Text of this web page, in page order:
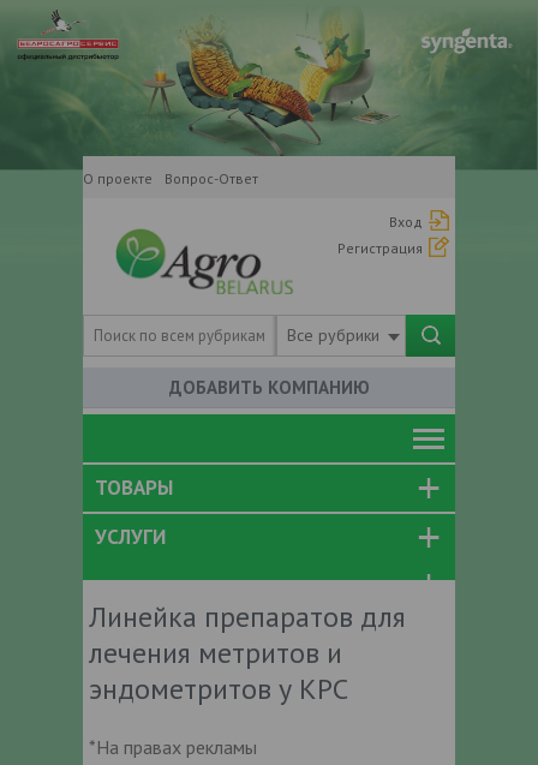
О проекте Вопрос-Ответ
Вход
Регистрация
Все рубрики
ДОБАВИТЬ КОМПАНИЮ
ТОВАРЫ
УСЛУГИ
Линейка препаратов для
лечения метритов и
эндометритов у КРС
*На правах рекламы